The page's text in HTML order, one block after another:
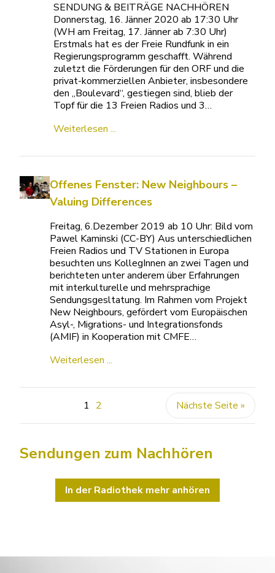
SENDUNG & BEITRÄGE NACHHÖREN
Donnerstag, 16. Jänner 2020 ab 17:30 Uhr
(WH am Freitag, 17. Jänner ab 7:30 Uhr)
Erstmals hat es der Freie Rundfunk in ein
Regierungsprogramm geschafft. Während
zuletzt die Förderungen für den ORF und die
privat-kommerziellen Anbieter, insbesondere
den „Boulevard“, gestiegen sind, blieb der
Topf für die 13 Freien Radios und 3…
Weiterlesen ...
Offenes Fenster: New Neighbours –
Valuing Differences
Freitag, 6.Dezember 2019 ab 10 Uhr: Bild vom
Pawel Kaminski (CC-BY) Aus unterschiedlichen
Freien Radios und TV Stationen in Europa
besuchten uns KollegInnen an zwei Tagen und
berichteten unter anderem über Erfahrungen
mit interkulturelle und mehrsprachige
Sendungsgesltatung. Im Rahmen vom Projekt
New Neighbours, gefördert vom Europäischen
Asyl-, Migrations- und Integrationsfonds
(AMIF) in Kooperation mit CMFE…
Weiterlesen ...
1 2 Nächste Seite »
Sendungen zum Nachhören
In der Radiothek mehr anhören